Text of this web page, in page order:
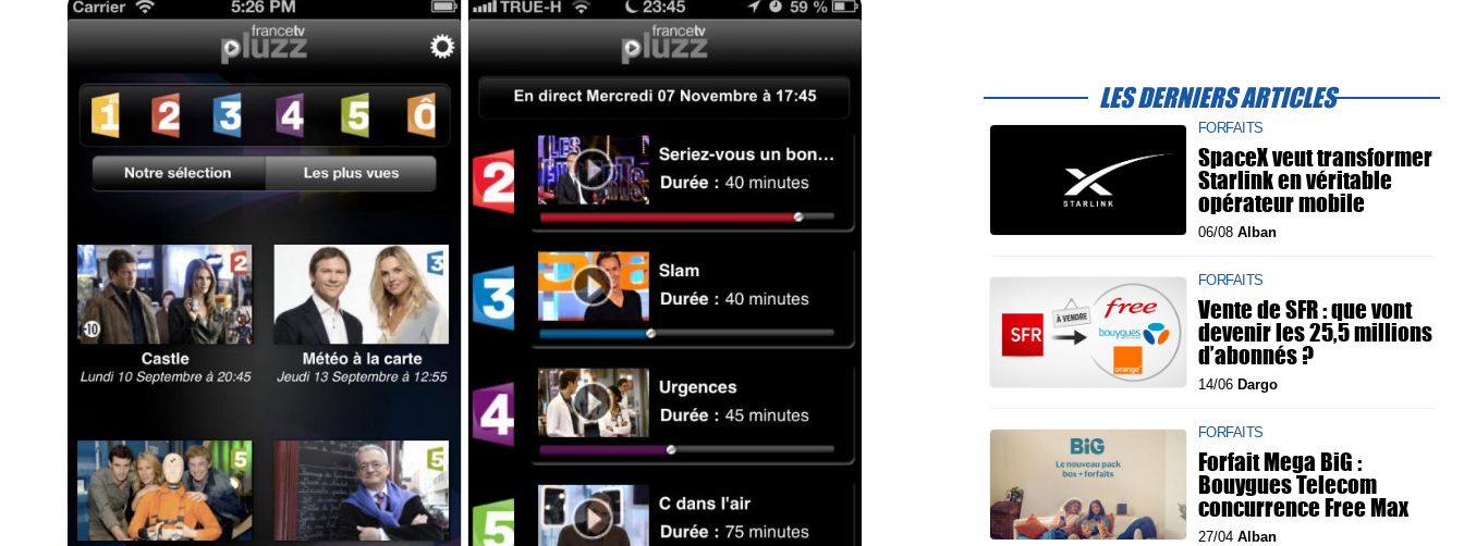
LES DERNIERS ARTICLES
FORFAITS
SpaceX veut transformer
Starlink en véritable
opérateur mobile
06/08 Alban
FORFAITS
Vente de SFR : que vont
devenir les 25,5 millions
d’abonnés ?
14/06 Dargo
FORFAITS
Forfait Mega BiG :
Bouygues Telecom
concurrence Free Max
27/04 Alban